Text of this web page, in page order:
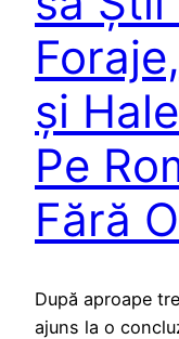
și
Pe
Fără
După aproape
ajuns la o